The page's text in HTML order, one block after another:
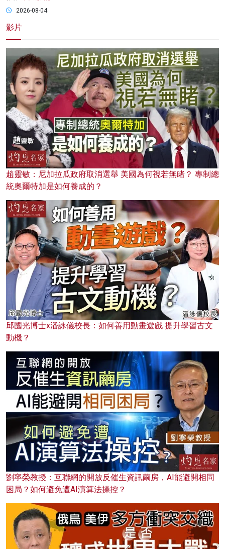
2026-08-04
影片
趙靈敏：尼加拉瓜政府取消選舉 美國為何視若無睹？ 專制總
統奧爾特加是如何養成的？
邱國光博士x潘詠儀校長：如何善用動畫遊戲 提升學習古文
動機？
劉寧榮教授：互聯網的開放反催生資訊繭房，AI能避開相同
困局？如何避免遭AI演算法操控？